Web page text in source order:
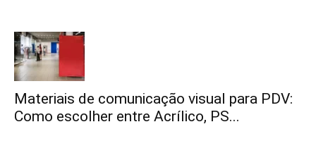
Materiais de comunicação visual para PDV:
Como escolher entre Acrílico, PS...